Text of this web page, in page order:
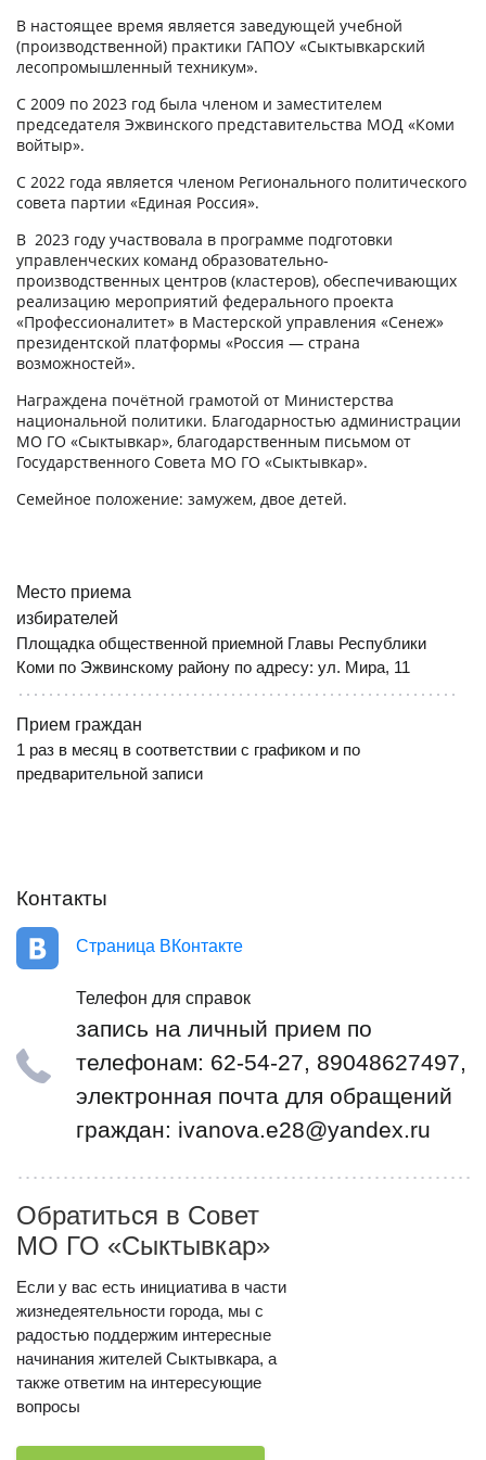
В настоящее время является заведующей учебной
(производственной) практики ГАПОУ «Сыктывкарский
лесопромышленный техникум».
С 2009 по 2023 год была членом и заместителем
председателя Эжвинского представительства МОД «Коми
войтыр».
С 2022 года является членом Регионального политического
совета партии «Единая Россия».
В 2023 году участвовала в программе подготовки
управленческих команд образовательно-
производственных центров (кластеров), обеспечивающих
реализацию мероприятий федерального проекта
«Профессионалитет» в Мастерской управления «Сенеж»
президентской платформы «Россия — страна
возможностей».
Награждена почётной грамотой от Министерства
национальной политики. Благодарностью администрации
МО ГО «Сыктывкар», благодарственным письмом от
Государственного Совета МО ГО «Сыктывкар».
Семейное положение: замужем, двое детей.
Место приема
избирателей
Площадка общественной приемной Главы Республики
Коми по Эжвинскому району по адресу: ул. Мира, 11
Прием граждан
1 раз в месяц в соответствии с графиком и по
предварительной записи
Контакты
Страница ВКонтакте
Телефон для справок
запись на личный прием по
телефонам: 62-54-27, 89048627497,
электронная почта для обращений
граждан: ivanova.e28@yandex.ru
Обратиться в Совет
МО ГО «Сыктывкар»
Если у вас есть инициатива в части
жизнедеятельности города, мы с
радостью поддержим интересные
начинания жителей Сыктывкара, а
также ответим на интересующие
вопросы